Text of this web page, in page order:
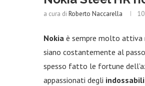
a cura di Roberto Naccarella
Nokia è sempre molto attiva
siano costantemente al
spesso fatto le fortune
appassionati degli indossabili